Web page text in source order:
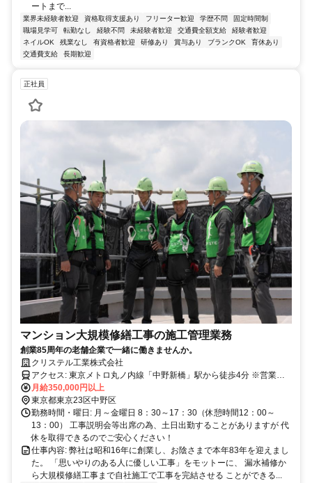
ートまで...
業界未経験者歓迎 資格取得支援あり フリーター歓迎 学歴不問
固定時間制
職場見学可
転勤なし 経験不問 未経験者歓迎 交通費全額支給
経験者歓迎
ネイルOK
残業なし 有資格者歓迎 研修あり 賞与あり ブランクOK
育休あり
交通費支給
長期歓迎
正社員
マンション大規模修繕工事の施工管理業務
創業85周年の老舗企業で一緒に働きませんか。
クリステル工業株式会社
アクセス: 東京メトロ丸ノ内線「中野新橋」駅から徒歩4分 ※営業先
は首都圏です ※現場常駐期間は直行直帰が可能です
月給350,000円以上
東京都東京23区中野区
勤務時間・曜日: 月～金曜日 8：30～17：30（休憩時間12：00～
13：00） 工事説明会等出席の為、土日出勤することがありますが 代
休を取得できるのでご安心ください！
仕事内容: 弊社は昭和16年に創業し、お陰さまで本年83年を迎えまし
た。 「思いやりのある人に優しい工事」をモットーに、 漏水補修か
ら大規模修繕工事まで自社施工で工事を完結させる ことができる...